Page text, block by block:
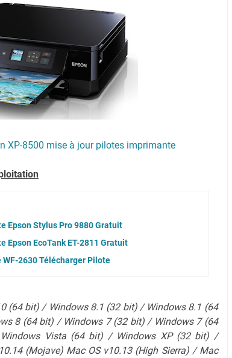
XP-8500 mise à jour pilotes imprimante
Epson Stylus Pro 9880 Gratuit
Epson EcoTank ET-2811 Gratuit
WF-2630 Télécharger Pilote
(64 bit) / Windows 8.1 (32 bit) / Windows 8.1 (64
8 (64 bit) / Windows 7 (32 bit) / Windows 7 (64
Vista (64 bit) / Windows XP (32 bit) /
(Mojave) Mac OS v10.13 (High Sierra) / Mac